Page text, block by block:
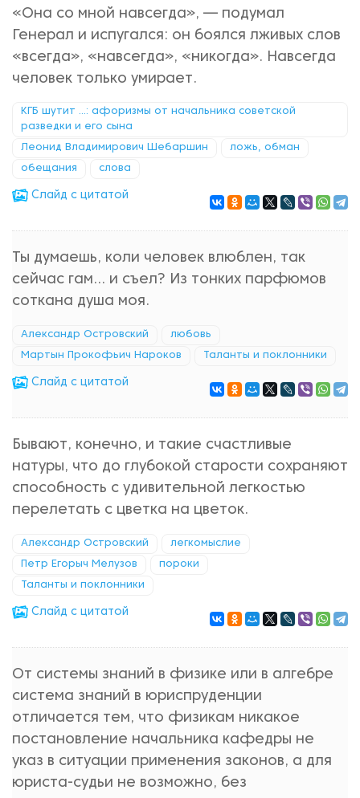
«Она со мной навсегда», — подумал
Генерал и испугался: он боялся лживых слов
«всегда», «навсегда», «никогда». Навсегда
человек только умирает.
КГБ шутит ...: афоризмы от начальника советской
разведки и его сына
Леонид Владимирович Шебаршин ложь, обман
обещания слова
Cлайд с цитатой
Ты думаешь, коли человек влюблен, так
сейчас гам... и съел? Из тонких парфюмов
соткана душа моя.
Александр Островский любовь
Мартын Прокофьич Нароков Таланты и поклонники
Cлайд с цитатой
Бывают, конечно, и такие счастливые
натуры, что до глубокой старости сохраняют
способность с удивительной легкостью
перелетать с цветка на цветок.
Александр Островский легкомыслие
Петр Егорыч Мелузов пороки
Таланты и поклонники
Cлайд с цитатой
От системы знаний в физике или в алгебре
система знаний в юриспруденции
отличается тем, что физикам никакое
постановление начальника кафедры не
указ в ситуации применения законов, а для
юриста-судьи не возможно, без